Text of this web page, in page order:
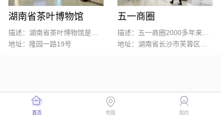
湖南省茶叶博物馆
地址：隆园一路19号
五一商圈
首页 地图 我的